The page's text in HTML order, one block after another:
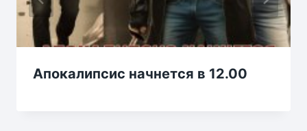
Апокалипсис начнется в 12.00